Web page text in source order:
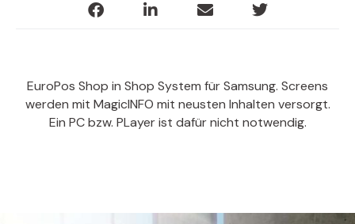
EuroPos Shop in Shop System für Samsung. Screens
werden mit MagicINFO mit neusten Inhalten versorgt.
Ein PC bzw. PLayer ist dafür nicht notwendig.